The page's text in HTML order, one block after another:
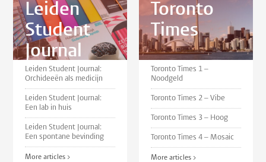
Leiden
Student
Journal
Leiden Student Journal:
Orchideeën als medicijn
Leiden Student Journal:
Een lab in huis
Leiden Student Journal:
Een spontane bevinding
More articles >
Toronto
Times
Toronto Times 1 –
Noodgeld
Toronto Times 2 – Vibe
Toronto Times 3 – Hoog
Toronto Times 4 – Mosaic
More articles >